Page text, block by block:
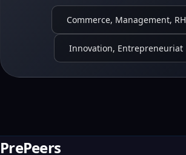
Commerce, Management, RH
Innovation, Entrepreneuriat
PrePeers